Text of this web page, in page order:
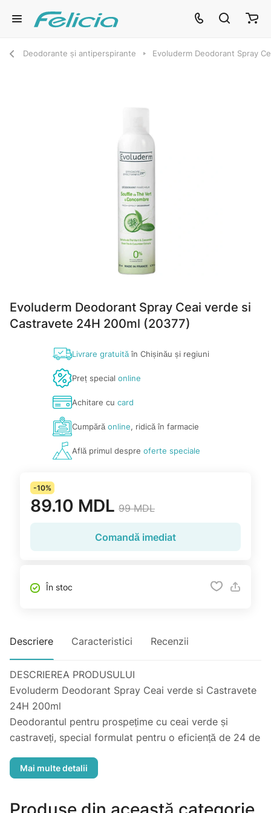
Deodorante și antiperspirante Evoluderm Deodorant Spray
Evoluderm Deodorant Spray Ceai verde si
Castravete 24H 200ml (20377)
Livrare gratuităîn Chișinău și regiuni
Preț special online
Achitare cu card
Cumpărăonline, ridică în farmacie
Află primul despre oferte speciale
-10%
89.10 MDL 99 MDL
Comandă imediat
În stoc
Descriere Caracteristici Recenzii
DESCRIEREA PRODUSULUI
Evoluderm Deodorant Spray Ceai verde si Castravete
24H 200ml
Deodorantul pentru prospețime cu ceai verde și
castraveți, special formulat pentru o eficiență de 24 de
transpirație și lasă pielea proaspătă și sănătoasă.
natural al pielii fara a lasa urme pe haine.